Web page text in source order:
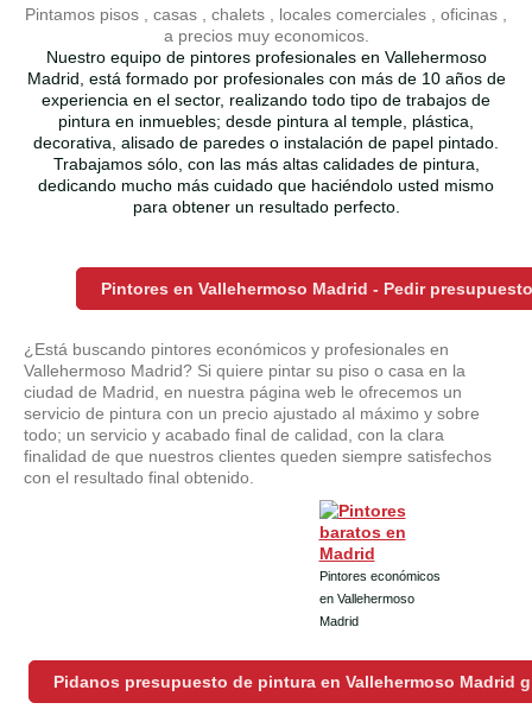
Pintamos pisos , casas , chalets , locales comerciales , oficinas ,
a precios muy economicos.
Nuestro equipo de pintores profesionales en Vallehermoso
Madrid, está formado por profesionales con más de 10 años de
experiencia en el sector, realizando todo tipo de trabajos de
pintura en inmuebles; desde pintura al temple, plástica,
decorativa, alisado de paredes o instalación de papel pintado.
Trabajamos sólo, con las más altas calidades de pintura,
dedicando mucho más cuidado que haciéndolo usted mismo
para obtener un resultado perfecto.
Pintores en Vallehermoso Madrid - Pedir
¿Está buscando pintores económicos y profesionales en
Vallehermoso Madrid? Si quiere pintar su piso o casa en la
ciudad de Madrid, en nuestra página web le ofrecemos un
servicio de pintura con un precio ajustado al máximo y sobre
todo; un servicio y acabado final de calidad, con la clara
finalidad de que nuestros clientes queden siempre satisfechos
con el resultado final obtenido.
Pintores económicos
en Vallehermoso
Madrid
Pidanos presupuesto de pintura en Vallehermoso Madrid